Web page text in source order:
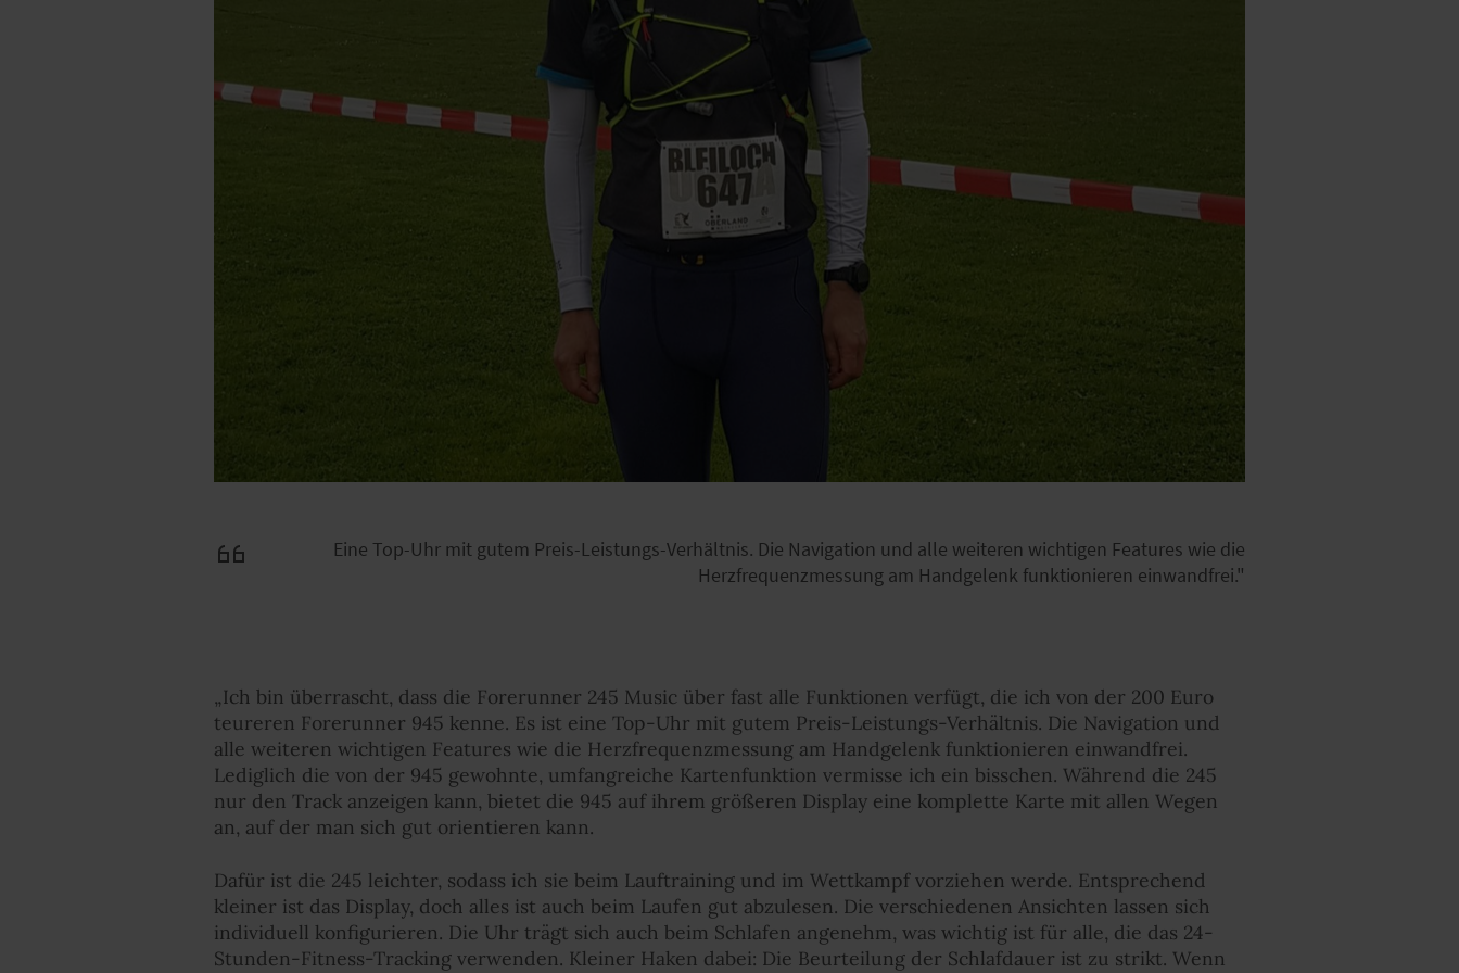
Eine Top-Uhr mit gutem Preis-Leistungs-Verhältnis. Die Navigation und alle weiteren wichtigen Features wie die
Herzfrequenzmessung am Handgelenk funktionieren einwandfrei."
„Ich bin überrascht, dass die Forerunner 245 Music über fast alle Funktionen verfügt, die ich von der 200 Euro
teureren Forerunner 945 kenne. Es ist eine Top-Uhr mit gutem Preis-Leistungs-Verhältnis. Die Navigation und
alle weiteren wichtigen Features wie die Herzfrequenzmessung am Handgelenk funktionieren einwandfrei.
Lediglich die von der 945 gewohnte, umfangreiche Kartenfunktion vermisse ich ein bisschen. Während die 245
nur den Track anzeigen kann, bietet die 945 auf ihrem größeren Display eine komplette Karte mit allen Wegen
an, auf der man sich gut orientieren kann.
Dafür ist die 245 leichter, sodass ich sie beim Lauftraining und im Wettkampf vorziehen werde. Entsprechend
kleiner ist das Display, doch alles ist auch beim Laufen gut abzulesen. Die verschiedenen Ansichten lassen sich
individuell konfigurieren. Die Uhr trägt sich auch beim Schlafen angenehm, was wichtig ist für alle, die das 24-
Stunden-Fitness-Tracking verwenden. Kleiner Haken dabei: Die Beurteilung der Schlafdauer ist zu strikt. Wenn